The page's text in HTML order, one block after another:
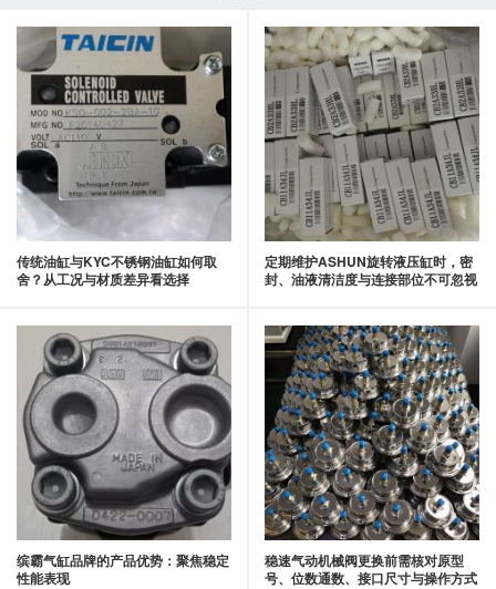
传统油缸与KYC不锈钢油缸如何取
舍？从工况与材质差异看选择
定期维护ASHUN旋转液压缸时，密
封、油液清洁度与连接部位不可忽视
缤霸气缸品牌的产品优势：聚焦稳定
性能表现
稳速气动机械阀更换前需核对原型
号、位数通数、接口尺寸与操作方式